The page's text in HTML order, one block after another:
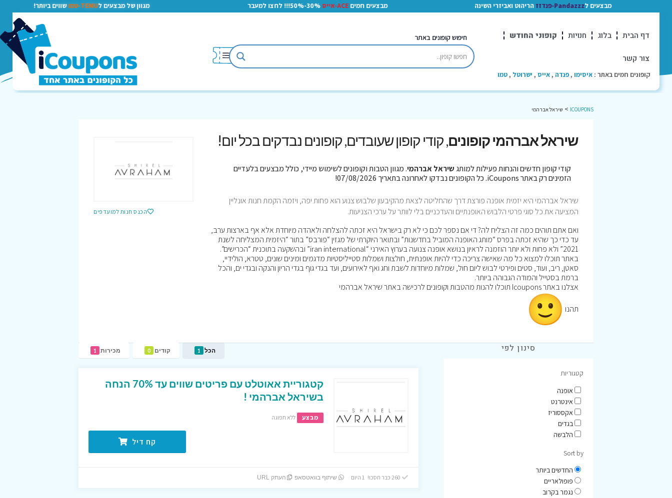
מבצעים לPandazzz-פנדזז הריהוט ואביזרי השינה מבצעים חמיםACE-אייס 30%-50%!!! לחצו למעבר מגוון של מבצעים לTEMU-טמו שווים ביותר!
דף הבית בלוג חנויות קופוני החודש
צור קשר
קופונים חמים באתר : איסימו ,פנדה ,אייס , ישרוטל ,טמו
חיפוש קופונים באתר
ICOUPONS
> שיראל אברהמי
הכנס חנות למועדפים
שיראל אברהמי קופונים, קודי קופון שעובדים, קופונים נבדקים בכל יום!
קודי קופון חדשים והנחות פעילות למותגשיראל אברהמי. מגוון הטבות וקופונים לשימוש מיידי, כולל מבצעים בלעדיים
הזמינים רק באתר iCoupons. כל הקופונים נבדקו לאחרונה בתאריך 07/08/2026!
שיראל אברהמי היא יזמית אופנה פורצת דרך שהחליטה לצאת מהקיבעון שלבוש צנוע הוא פחות יפה, ויזמה הקמת חנות אונליין
המציעה את כל סוגי פרטי הלבוש האופנתיים והעדכניים בלי לוותר על ערכי הצניעות.
ואם אתם תוהים כמה זה הצליח לה? די אם נספר לכם כי לא רק בישראל היא זכתה להצלחה ולאהדה מיוחדת אלא אף בארצות ערב,
עד כדי כך שהיא זכתה בפרס “מותג האופנה המוביל בחדשנות” ובתואר היוקרתי של מגזין “פורבס” בתור “היזמית המצליחה לשנת
2021” ולא פחות ולא יותר הוזמנה לראיון בנושא אופנה צנועה בערוץ האירני “iran international” ובהשקעה בתוכנית “הכרישים”.
באתר תוכלו למצוא כל מה שאישה צריכה כדי להיות אופנתית, חולצות ושמלות סטייליסטיות מדגמים ומינים שונים, טטרא, הולידיי,
סאטן, ריב, ועוד, סטים ופירטי לבוש ליום חול, שמלות מיוחדות לשבת וחג ואף לאירועים, ועד בגדי גוף בגדי הריון והנקה ובגדי ים, והכל
ברמת בסטייל והמודה הגבוהה ביותר.
אצלנו באתר Icoupons תוכלו להנות מהטבות וקופונים לרכישה באתר שיראל אברהמי
תהנו
הכל 1 קודים 0 מכירות 1
קטגוריית אאוטלט עם פריטים שווים עד 70% הנחה
בשיראל אברהמי !
מבצע ללא תפוגה
קח דיל
שיתוף בוואטסאפ העתק URL
סינון לפי
קטגוריות
אופנה
אינטרנט
אקססוריז
בגדים
הלבשה
Sort by
החדשים ביותר
פופולאריים
נגמר בקרוב